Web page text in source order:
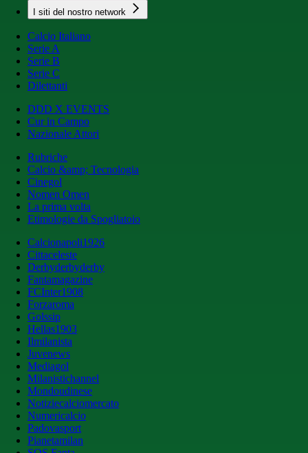
I siti del nostro network
Calcio Italiano
Serie A
Serie B
Serie C
Dilettanti
DDD X EVENTS
Cur in Campo
Nazionale Attori
Rubriche
Calcio &amp; Tecnologia
Cinegol
Nomen Omen
La prima volta
Etimologie da Spogliatoio
Calcionapoli1926
Cittaceleste
Derbyderbyderby
Fantamagazine
FCInter1908
Forzaroma
Golssip
Hellas1903
Ilmilanista
Juvenews
Mediagol
Milanistichannel
Mondoudinese
Notiziecalciomercato
Numericalcio
Padovasport
Pianetamilan